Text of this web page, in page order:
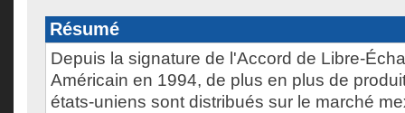
Résumé
Depuis la signature de l'Accord de Libre-
Américain en 1994, de plus en plus de
états-uniens sont distribués sur le marché